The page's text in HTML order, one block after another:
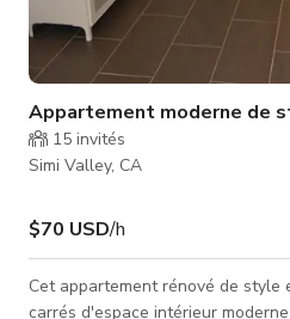
Appartement moderne de
15 invités
Simi Valley, CA
$70 USD/h
Cet appartement rénové de style
carrés d'espace intérieur